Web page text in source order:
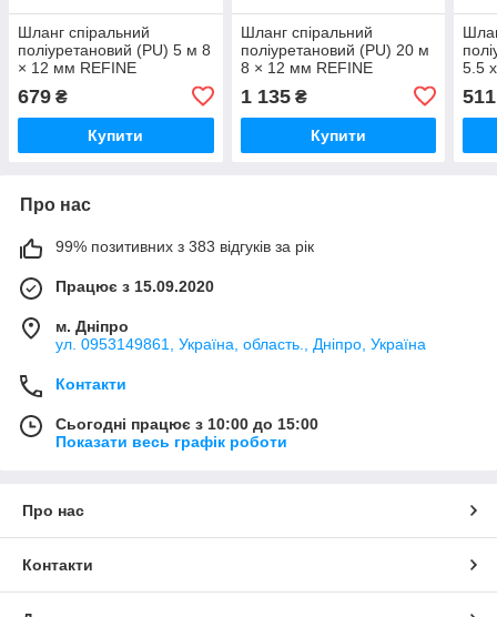
Шланг спіральний
поліуретановий (PU) 5 м 8
× 12 мм REFINE
679 ₴
Купити
Шланг спіральний
поліуретановий (PU) 20 м
8 × 12 мм REFINE
1 135₴
Купити
5.5
511
Про нас
99% позитивних з 383 відгуків за рік
Працює з 15.09.2020
м. Дніпро
ул. 0953149861, Україна, область., Дніпро, Україна
Контакти
Сьогодні працює з 10:00 до 15:00
Показати весь графік роботи
Про нас
Контакти